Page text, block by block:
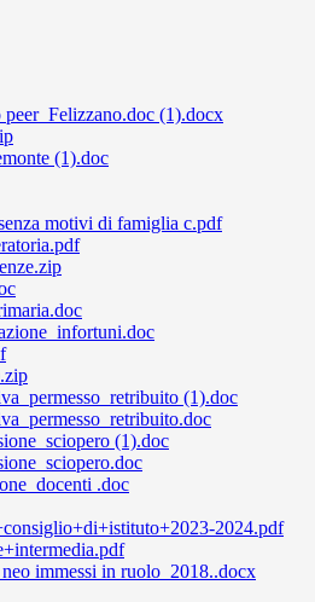
peer_Felizzano.doc (1).docx
(1).doc
motivi di famiglia c.pdf
(1).doc
(1).doc
.doc
2024.pdf
immessi in ruolo_2018..docx